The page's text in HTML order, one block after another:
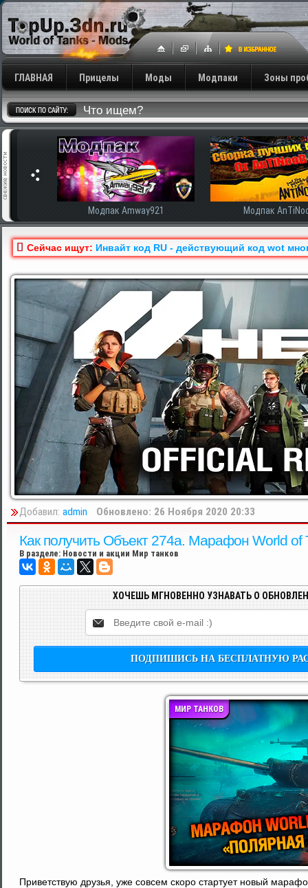
ГЛАВНАЯ Прицелы Моды Модпаки Зоны
Модпак Amway921 Модпак
Сейчас ищут: Инвайт код RU - действующий код wot
Добавил: admin Обновлено: 26 Ноября 2020 20:33
Как получить Объект 274а. Марафон World of
В разделе: Новости и акции Мир танков
ХОЧЕШЬ МГНОВЕННО УЗНАВАТЬ О
МИР ТАНКОВ
Приветствую друзья, уже совсем скоро стартует новый